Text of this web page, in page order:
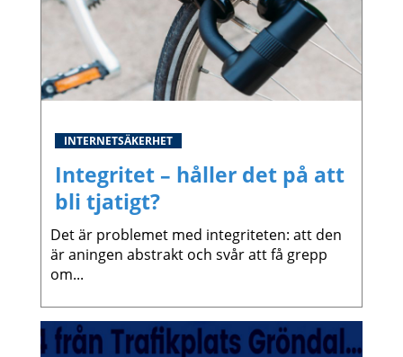
INTERNETSÄKERHET
Integritet – håller det på att
bli tjatigt?
Det är problemet med integriteten: att den
är aningen abstrakt och svår att få grepp
om...